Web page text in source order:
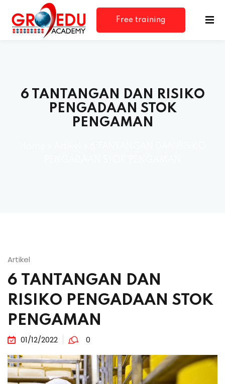
Free training
6 TANTANGAN DAN RISIKO
PENGADAAN STOK
PENGAMAN
Artikel
6 TANTANGAN DAN
RISIKO PENGADAAN STOK
PENGAMAN
01/12/2022 0